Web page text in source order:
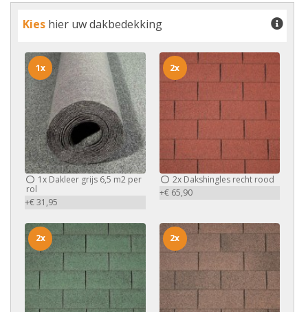
Kies hier uw dakbedekking
1x Dakleer grijs 6,5 m2 per
rol
+€ 31,95
1x
2xDakshingles recht rood
+€ 65,90
2x
2x 2x